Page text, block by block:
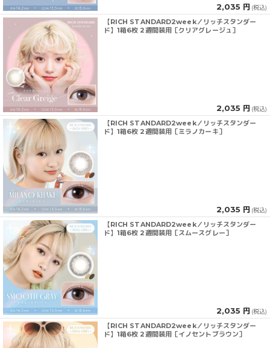
2,035 円 (税込)
【RICH STANDARD2week／リッチスタンダー
ド】1箱6枚 2週間装用［クリアグレージュ］
2,035 円 (税込)
【RICH STANDARD2week／リッチスタンダー
ド】1箱6枚 2週間装用［ミラノカーキ］
2,035 円 (税込)
【RICH STANDARD2week／リッチスタンダー
ド】1箱6枚 2週間装用［スムースグレー］
2,035 円 (税込)
【RICH STANDARD2week／リッチスタンダー
ド】1箱6枚 2週間装用［イノセントブラウン］